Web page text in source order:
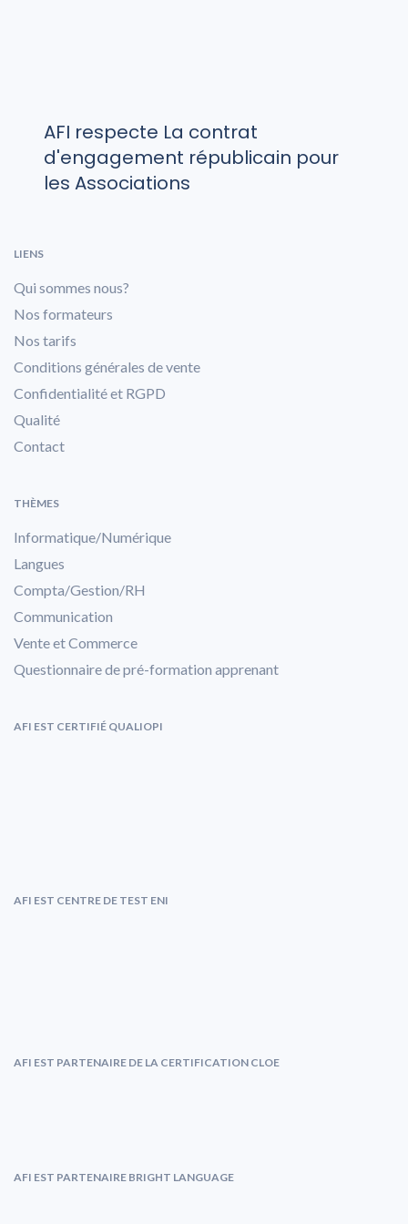
AFI respecte La contrat
d'engagement républicain pour
les Associations
LIENS
Qui sommes nous?
Nos formateurs
Nos tarifs
Conditions générales de vente
Confidentialité et RGPD
Qualité
Contact
THÈMES
Informatique/Numérique
Langues
Compta/Gestion/RH
Communication
Vente et Commerce
Questionnaire de pré-formation apprenant
AFI EST CERTIFIÉ QUALIOPI
AFI EST CENTRE DE TEST ENI
AFI EST PARTENAIRE DE LA CERTIFICATION CLOE
AFI EST PARTENAIRE BRIGHT LANGUAGE